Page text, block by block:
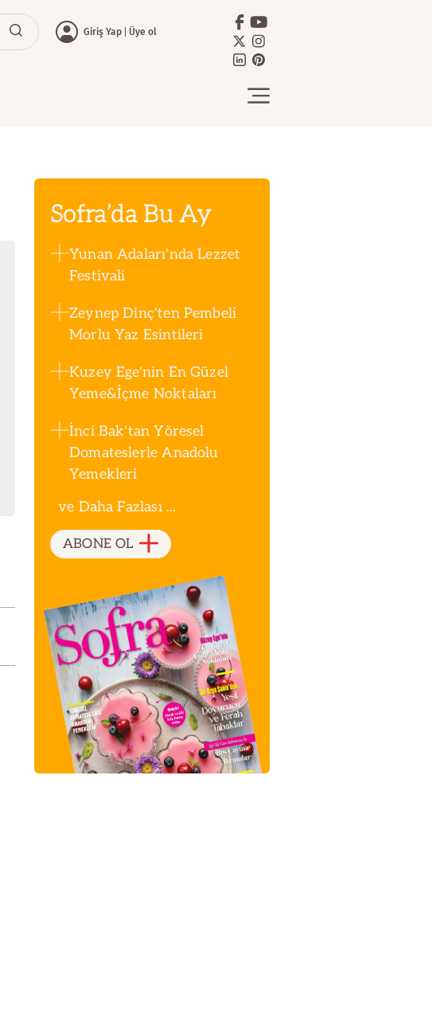
Giriş Yap Üye ol
Sofra’da Bu Ay
Yunan Adaları'nda Lezzet
Festivali
Zeynep Dinç'ten Pembeli
Morlu Yaz Esintileri
Kuzey Ege'nin En Güzel
Yeme&İçme Noktaları
İnci Bak'tan Yöresel
Domateslerle Anadolu
Yemekleri
ve Daha Fazlası ...
ABONE OL